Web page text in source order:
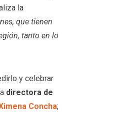
la
que tienen
tanto en lo
y celebrar
directora de
Concha;